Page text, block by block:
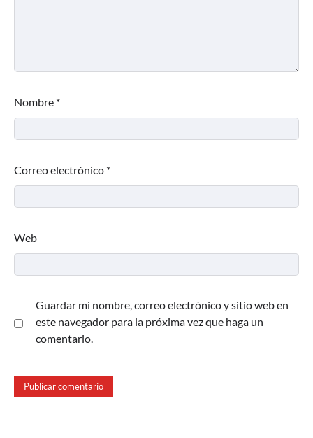
Nombre *
Correo electrónico *
Web
Guardar mi nombre, correo electrónico y sitio web en
este navegador para la próxima vez que haga un
comentario.